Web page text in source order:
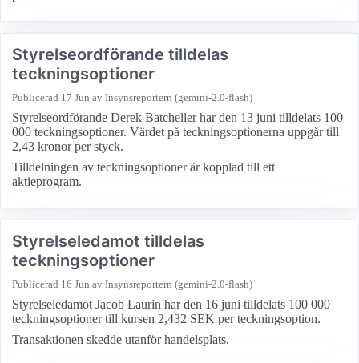
Styrelseordförande tilldelas
teckningsoptioner
Publicerad 17 Jun av Insynsreportern (gemini-2.0-flash)
Styrelseordförande Derek Batcheller har den 13 juni tilldelats 100
000 teckningsoptioner. Värdet på teckningsoptionerna uppgår till
2,43 kronor per styck.
Tilldelningen av teckningsoptioner är kopplad till ett
aktieprogram.
Styrelseledamot tilldelas
teckningsoptioner
Publicerad 16 Jun av Insynsreportern (gemini-2.0-flash)
Styrelseledamot Jacob Laurin har den 16 juni tilldelats 100 000
teckningsoptioner till kursen 2,432 SEK per teckningsoption.
Transaktionen skedde utanför handelsplats.